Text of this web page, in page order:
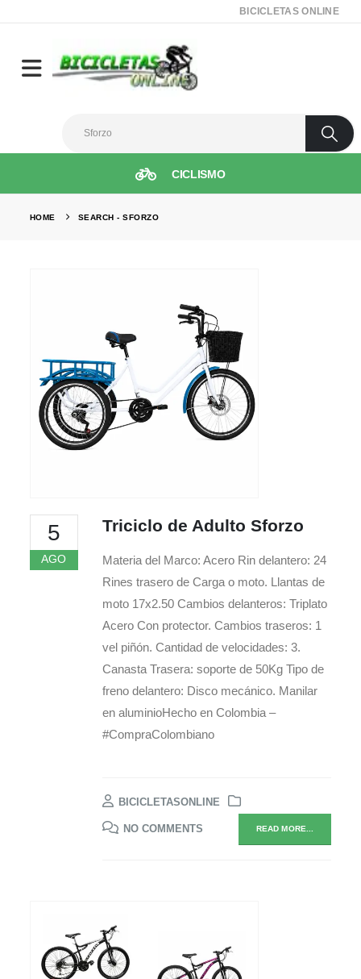
BICICLETAS ONLINE
CICLISMO
HOME SEARCH - SFORZO
5
AGO
Triciclo de Adulto Sforzo
Materia del Marco: Acero Rin delantero: 24
Rines trasero de Carga o moto. Llantas de
moto 17x2.50 Cambios delanteros: Triplato
Acero Con protector. Cambios traseros: 1
vel piñón. Cantidad de velocidades: 3.
Canasta Trasera: soporte de 50Kg Tipo de
freno delantero: Disco mecánico. Manilar
en aluminioHecho en Colombia –
#CompraColombiano
BICICLETASONLINE
NO COMMENTS READ MORE...